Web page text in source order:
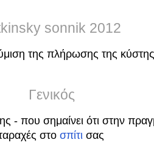
sonnik 2012
της πλήρωσης της κύστης
Γενικός
- που σημαίνει ότι στην
στο σπίτι σας